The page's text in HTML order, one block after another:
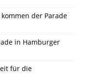
kommen der Parade
in Hamburger
für die